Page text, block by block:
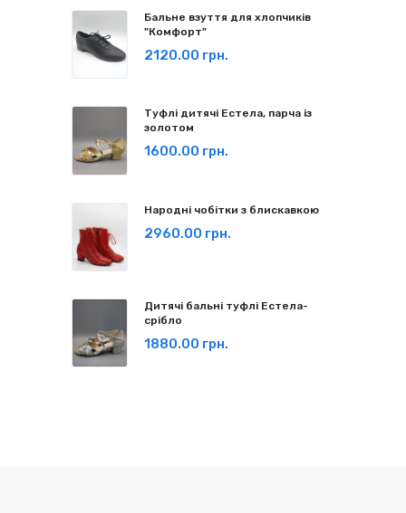
Бальне взуття для хлопчиків
"Комфорт"
2120.00 грн.
Туфлі дитячі Естела, парча із
золотом
1600.00 грн.
Народні чобітки з блискавкою
2960.00 грн.
Дитячі бальні туфлі Естела-
срібло
1880.00 грн.